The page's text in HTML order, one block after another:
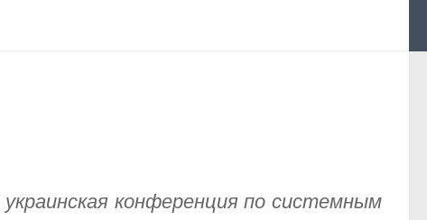
украинская конференция по системным